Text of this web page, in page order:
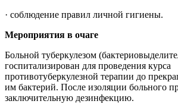
· соблюдение правил личной гигиены.
Мероприятия в очаге
Больной туберкулезом
госпитализирован для проведения курса
противотуберкулезной терапии до
им бактерий. После изоляции больного
заключительную дезинфекцию.